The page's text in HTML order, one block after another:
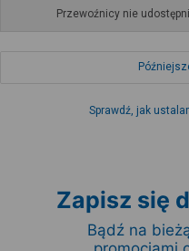
Przewoźnicy nie
Sprawdź, jak
Zapisz się
Bądź na